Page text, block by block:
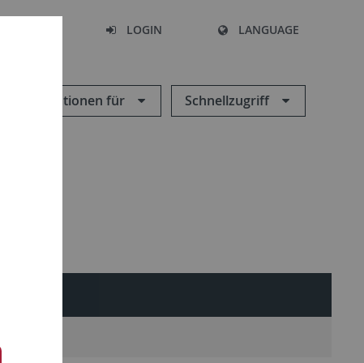
LOGIN LANGUAGE
Informationen für Schnellzugriff